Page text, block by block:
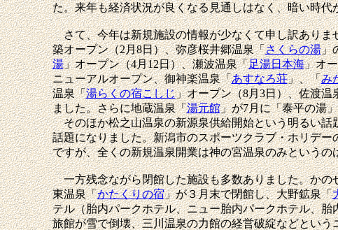
た。来年も経済状況が良くなる見通しはなく、暗い時
さて、今年は新規施設の情報が少なくて申し訳ありま
築オープン（2月8日）、弥彦桜井郷温泉「さくらの湯」
湯」オープン（4月12日）、瀬波温泉「足湯日本海」オ
ニューアルオープン、御神楽温泉「あすなろ荘」、「み
温泉「湯らくの宿こしじ」オープン（8月3日）、佐渡温
ました。さらに地蔵温泉「湯元館」が7月に「泰平の湯
そのほか松之山温泉の新源泉供給開始という明るい話
話題になりました。新潟市のスポーツクラブ・ホリデ
ですが、全くの新規温泉開業は神の宮温泉のみというの
一方残念ながら閉館した施設も多数ありました。かの
東温泉「かたくりの宿」が３月末で閉館し、大野鉱泉「
テル（胎内パークホテル、ニュー胎内パークホテル、
旅館が雪で倒壊、三川温泉の力館の経営破綻などとい